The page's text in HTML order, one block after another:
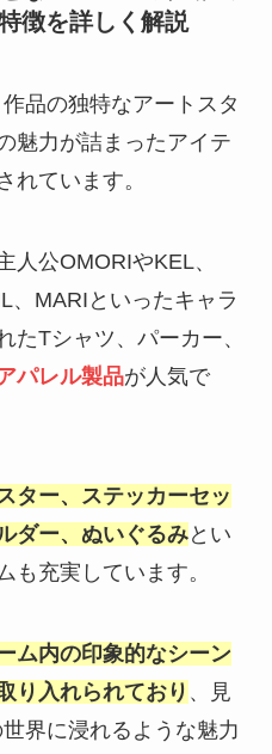
徴を詳しく解説
品の独特なアートスタ
魅力が詰まったアイテ
れています。
人公OMORIやKEL、
、MARIといったキャラ
たTシャツ、パーカー、
パレル製品が人気で
ター、ステッカーセッ
ダー、ぬいぐるみとい
も充実しています。
ム内の印象的なシーン
り入れられており 、見
界に浸れるような魅力